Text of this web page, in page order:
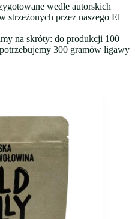
wedle autorskich
strzeżonych przez naszego El
na skróty: do produkcji 100
300 gramów ligawy